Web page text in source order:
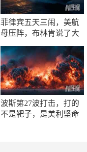
菲律宾五天三闹，美航
母压阵，布林肯说了大
波斯第27波打击，打的
不是靶子，是美利坚命